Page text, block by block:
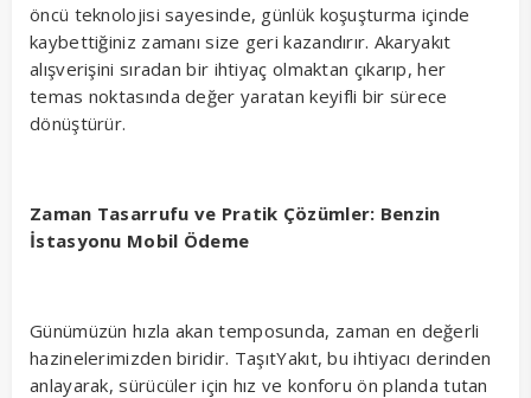
öncü teknolojisi sayesinde, günlük koşuşturma içinde
kaybettiğiniz zamanı size geri kazandırır. Akaryakıt
alışverişini sıradan bir ihtiyaç olmaktan çıkarıp, her
temas noktasında değer yaratan keyifli bir sürece
dönüştürür.
Zaman Tasarrufu ve Pratik Çözümler: Benzin
İstasyonu Mobil Ödeme
Günümüzün hızla akan temposunda, zaman en değerli
hazinelerimizden biridir. TaşıtYakıt, bu ihtiyacı derinden
anlayarak, sürücüler için hız ve konforu ön planda tutan